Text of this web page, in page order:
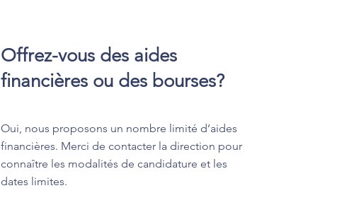
Offrez-vous des aides
financières ou des bourses?
Oui, nous proposons un nombre limité d’aides
financières. Merci de contacter la direction pour
connaître les modalités de candidature et les
dates limites.